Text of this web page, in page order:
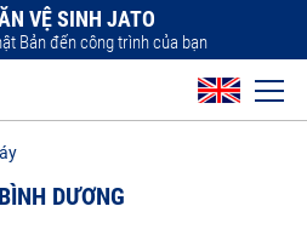
VỆ SINH JATO
Bản đến công trình của bạn
DƯƠNG